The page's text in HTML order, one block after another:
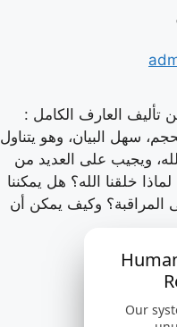
Our
تأليف العارف الكامل :
سهل البيان، وهو يتناول
ويجيب على العديد من
خلقنا الله؟ هل يمكننا
المراقبة؟ وكيف يمكن أن